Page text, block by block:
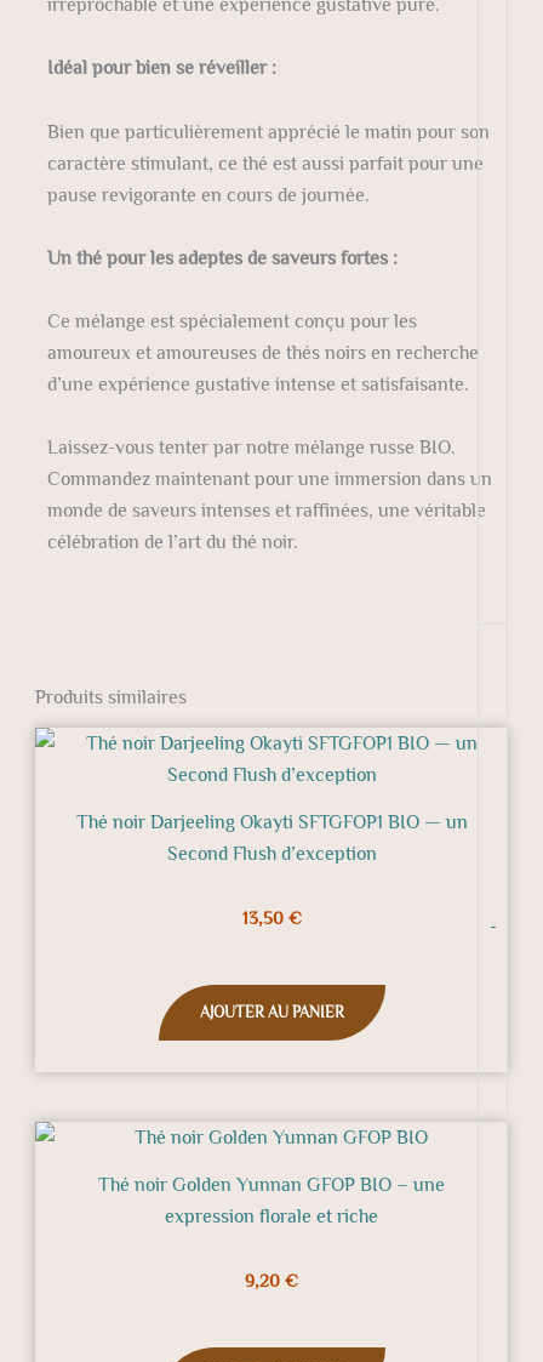
-
Idéal pour bien se réveiller :
Bien que particulièrement apprécié le matin pour son
caractère stimulant, ce thé est aussi parfait pour une
pause revigorante en cours de journée.
Un thé pour les adeptes de saveurs fortes :
Ce mélange est spécialement conçu pour les
amoureux et amoureuses de thés noirs en recherche
d’une expérience gustative intense et satisfaisante.
Laissez-vous tenter par notre mélange russe BIO.
Commandez maintenant pour une immersion dans un
monde de saveurs intenses et raffinées, une véritable
célébration de l’art du thé noir.
Produits similaires
Thé noir Darjeeling Okayti SFTGFOP1 BIO — un
Second Flush d’exception
13,50 €
AJOUTER AU PANIER
Thé noir Golden Yunnan GFOP BIO – une
expression florale et riche
9,20 €